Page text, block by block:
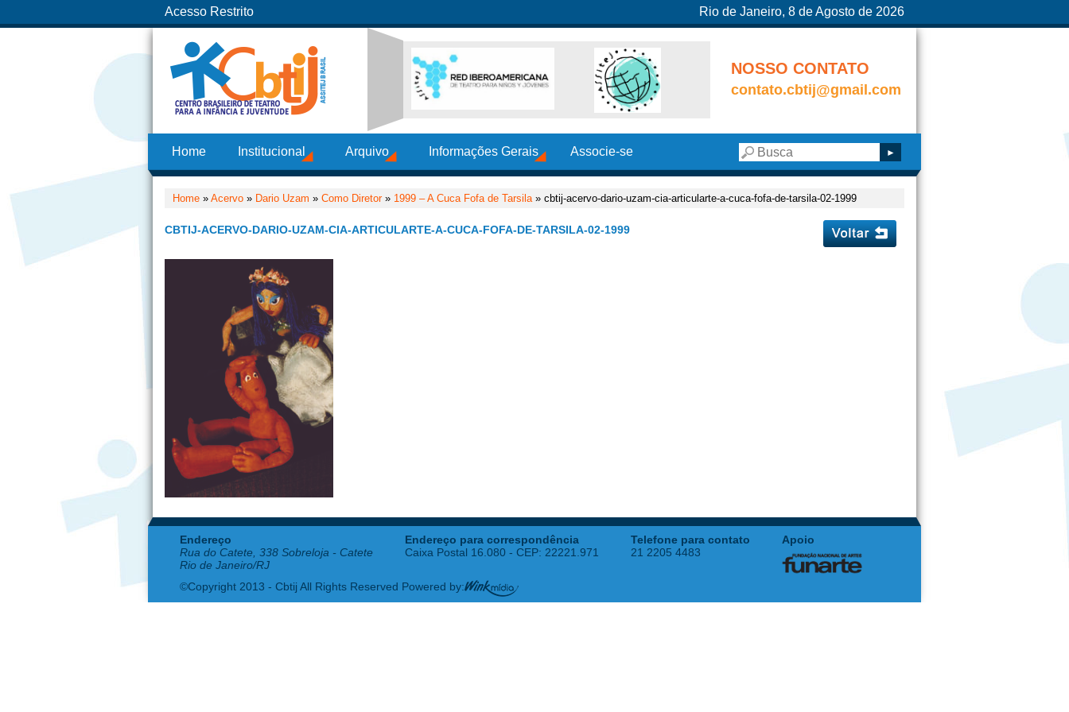
Acesso Restrito Rio de Janeiro, 8 de Agosto de 2026
NOSSO CONTATO
contato.cbtij@gmail.com
Home Institucional Arquivo Informações Gerais Associe-se
Home » Acervo » Dario Uzam » Como Diretor» 1999 – A Cuca Fofa de Tarsila» cbtij-acervo-dario-uzam-cia-articularte-a-cuca-fofa-de-tarsila-02-1999
CBTIJ-ACERVO-DARIO-UZAM-CIA-ARTICULARTE-A-CUCA-FOFA-DE-TARSILA-02-1999
Endereço
Rua do Catete, 338 Sobreloja - Catete
Rio de Janeiro/RJ
Endereço para correspondência
Caixa Postal 16.080 - CEP: 22221.971
Telefone para contato
21 2205 4483
Apoio
©Copyright 2013 - Cbtij All Rights Reserved Powered by: